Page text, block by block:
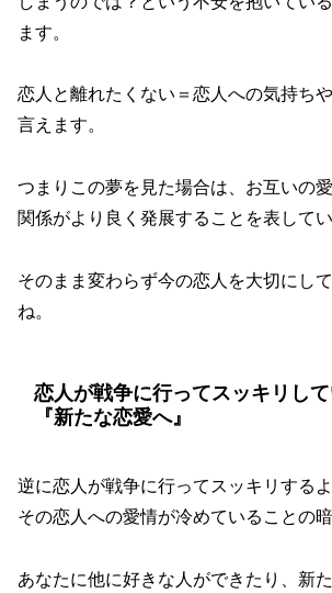
ます。
恋人と離れたくない＝恋人への気持ち
言えます。
つまりこの夢を見た場合は、お互いの
関係がより良く発展することを表してい
そのまま変わらず今の恋人を大切にし
ね。
恋人が戦争に行ってスッキリし
『新たな恋愛へ』
逆に恋人が戦争に行ってスッキリする
その恋人への愛情が冷めていることの
あなたに他に好きな人ができたり、新